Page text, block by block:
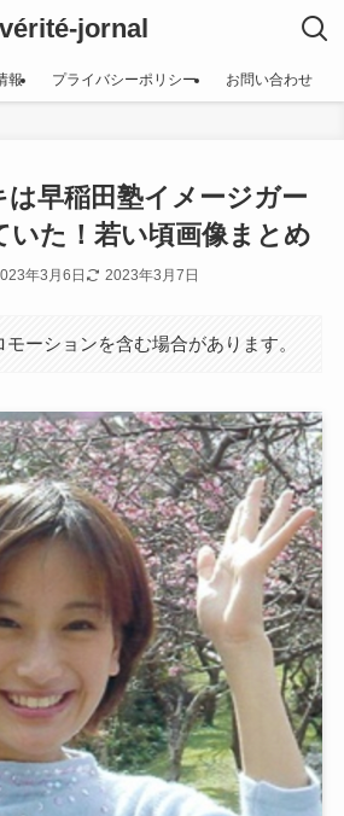
vérité-jornal
報 プライバシーポリシー お問い合わせ
は早稲田塾イメージガー
いた！若い頃画像まとめ
年3月6日 2023年3月7日
ーションを含む場合があります。